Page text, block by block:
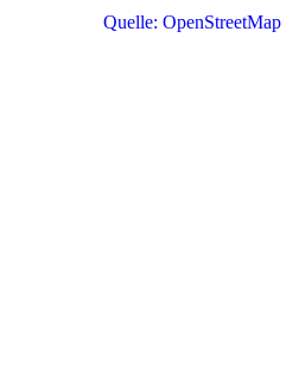
Quelle: OpenStreetMap